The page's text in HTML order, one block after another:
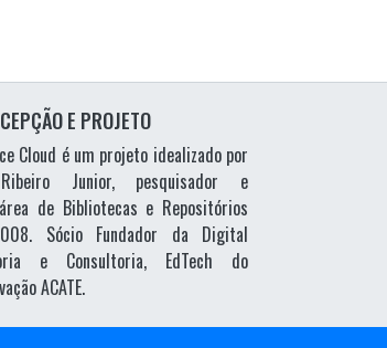
E PROJETO
Cloud é um projeto idealizado por
Junior, pesquisador e
de Bibliotecas e Repositórios
Sócio Fundador da Digital
e Consultoria, EdTech do
ACATE.